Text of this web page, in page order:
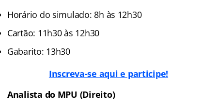
Horário do simulado: 8h às 12h30
Cartão: 11h30 às 12h30
Gabarito: 13h30
Inscreva-se aqui e participe!
Analista do MPU (Direito)